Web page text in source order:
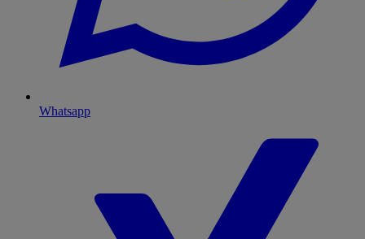
Whatsapp